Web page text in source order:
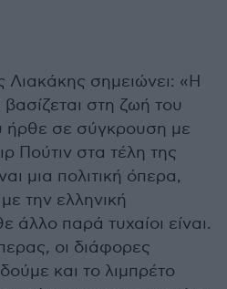
σημειώνει: «Η
στη ζωή του
ήρθε σε σύγκρουση με
Πούτιν στα τέλη της
μια πολιτική όπερα,
την ελληνική
άλλο παρά τυχαίοι είναι.
οι διάφορες
και το λιμπρέτο